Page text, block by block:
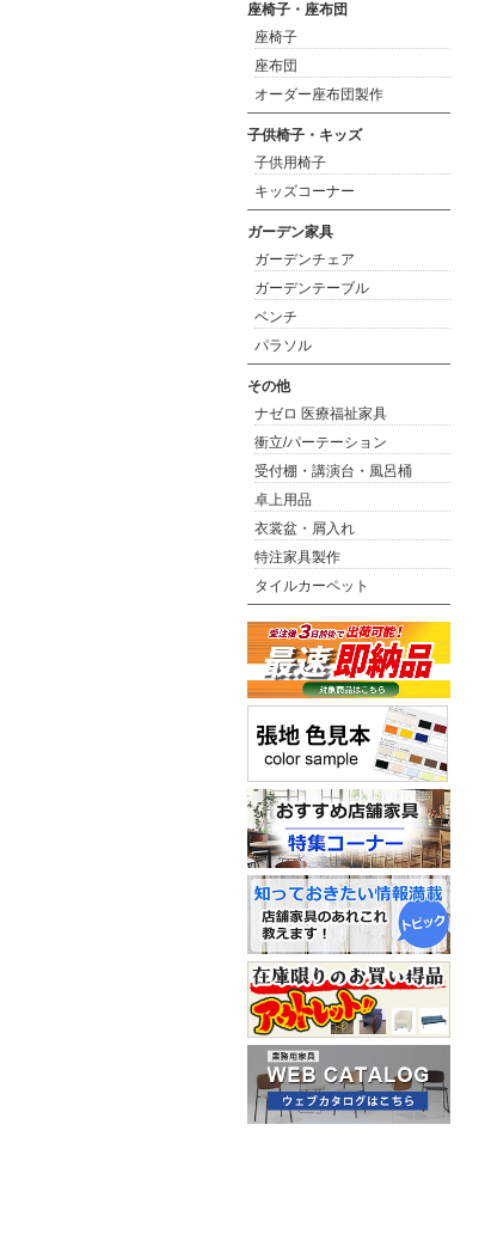
座椅子・座布団
座椅子
座布団
オーダー座布団製作
子供椅子・キッズ
子供用椅子
キッズコーナー
ガーデン家具
ガーデンチェア
ガーデンテーブル
ベンチ
パラソル
その他
ナゼロ 医療福祉家具
衝立/パーテーション
受付棚・講演台・風呂桶
卓上用品
衣裳盆・屑入れ
特注家具製作
タイルカーペット